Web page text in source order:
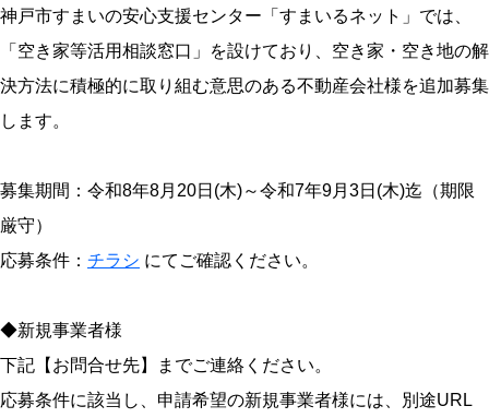
神戸市すまいの安心支援センター「すまいるネット」では、
「空き家等活用相談窓口」を設けており、空き家・空き地の解
決方法に積極的に取り組む意思のある不動産会社様を追加募集
します。
募集期間：令和8年8月20日(木)～令和7年9月3日(木)迄（期限
厳守）
応募条件： チラシ にてご確認ください。
◆新規事業者様
下記【お問合せ先】までご連絡ください。
応募条件に該当し、申請希望の新規事業者様には、別途URL